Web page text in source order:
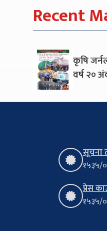
Recent
कृषि
वर्ष २०
सूचना
१५३५/
प्रेस
१५३५/